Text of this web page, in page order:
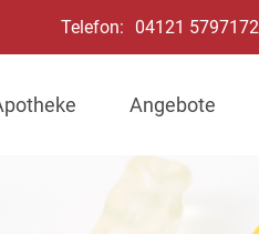
Telefon: 04121 5797172
Angebote